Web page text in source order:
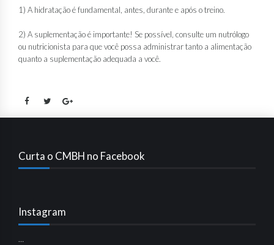
1) A hidratação é fundamental, antes, durante e após o treino.
2) A suplementação é importante! Se possível, consulte um nutrólogo
ou nutricionista para que você possa administrar tanto a alimentação
quanto a suplementação adequada a você.
Curta o CMBH no Facebook
Instagram
…